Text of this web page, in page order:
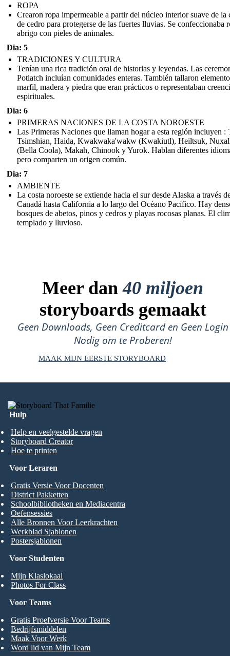
ROPA
Crearon ropa impermeable a partir del núcleo interior suave de la
de cedro para protegerse de las fuertes lluvias. Se confeccionaba
abrigo con pieles de animales.
Dia: 5
TRADICIONES Y CULTURA
Tenían una rica tradición oral de historias y leyendas. Las
Potlatch incluían comunidades enteras. También tallaron
marfil, madera y piedra que eran prácticos o representaban
espirituales.
Dia: 6
PRIMERAS NACIONES DE LA COSTA NOROESTE
Las Primeras Naciones que llaman hogar a esta región incluyen :
Tsimshian, Haida, Kwakwaka'wakw (Kwakiutl), Heiltsuk,
(Bella Coola), Makah, Chinook y Yurok. Hablan diferentes
pero comparten un origen común.
Dia: 7
AMBIENTE
La costa noroeste se extiende hacia el sur desde Alaska a través
Canadá hasta California a lo largo del Océano Pacífico. Hay
bosques de abetos, pinos y cedros y playas rocosas planas. El
templado y lluvioso.
Meer dan40 miljoen
storyboards gemaakt
Geen Downloads, Geen Creditcard en Geen Login
Nodig om te Proberen!
MAAK MIJN EERSTE STORYBOARD
Hulp
Help en veelgestelde vragen
Storyboard Creator
Hoe te printen
Voor Studenten
Mijn Klaslokaal
Photos For Class
Voor Leraren
Gratis Versie Voor Docenten
District Pakketten
Schoolbibliotheken en Mediacentra
Oefensessies
Alle Bronnen Voor Leerkrachten
Werkblad Sjablonen
Postersjablonen
Voor Teams
Gratis Proefversie Voor Teams
Bedrijfsmiddelen
Maak Voor Werk
Word lid van Mijn Team